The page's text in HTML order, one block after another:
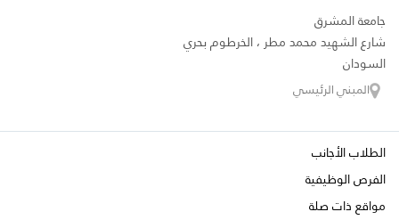
جامعة المشرق
شارع الشهيد محمد مطر ، الخرطوم بحري
السودان
المبني الرئيسي
الطلاب الأجانب
الفرص الوظيفية
مواقع ذات صلة